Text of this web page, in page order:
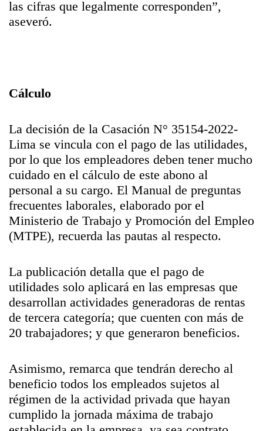
las cifras que legalmente corresponden”,
aseveró.
Cálculo
La decisión de la Casación N° 35154-2022-
Lima se vincula con el pago de las utilidades,
por lo que los empleadores deben tener mucho
cuidado en el cálculo de este abono al
personal a su cargo. El Manual de preguntas
frecuentes laborales, elaborado por el
Ministerio de Trabajo y Promoción del Empleo
(MTPE), recuerda las pautas al respecto.
La publicación detalla que el pago de
utilidades solo aplicará en las empresas que
desarrollan actividades generadoras de rentas
de tercera categoría; que cuenten con más de
20 trabajadores; y que generaron beneficios.
Asimismo, remarca que tendrán derecho al
beneficio todos los empleados sujetos al
régimen de la actividad privada que hayan
cumplido la jornada máxima de trabajo